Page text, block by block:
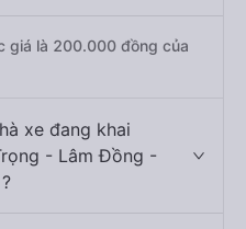
giá là 200.000 đồng của
xe đang khai
- Lâm Đồng -